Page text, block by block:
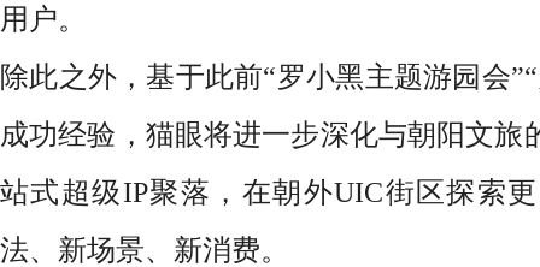
用户。
除此之外，基于此前“罗小黑主题游园会
成功经验，猫眼将进一步深化与朝阳文旅
站式超级IP聚落，在朝外UIC街区探索
法、新场景、新消费。